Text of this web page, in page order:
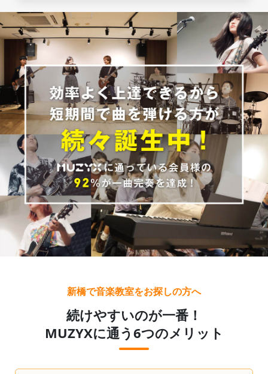
新橋で音楽教室をお探しの方へ
続けやすいのが一番！
MUZYXに通う6つのメリット